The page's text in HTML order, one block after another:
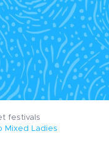
festivals
Mixed Ladies